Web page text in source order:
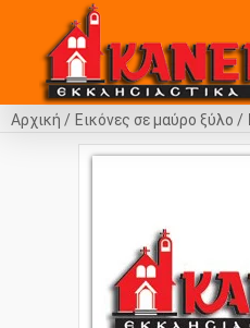
Αρχική Εικόνες σε μαύρο ξύλο